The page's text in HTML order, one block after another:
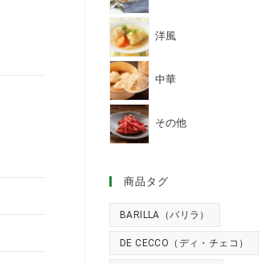
洋風
中華
その他
商品タグ
BARILLA（バリラ）
DE CECCO（ディ・チェコ）